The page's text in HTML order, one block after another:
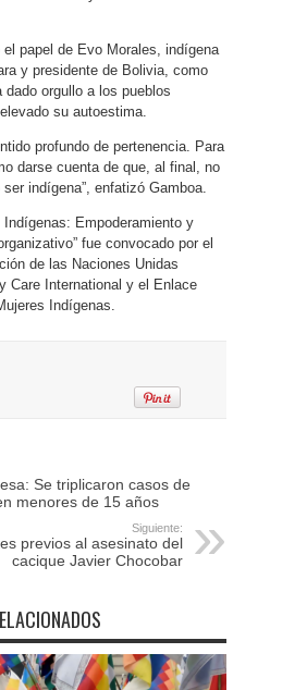
el papel de Evo Morales, indígena
y presidente de Bolivia, como
dado orgullo a los pueblos
su autoestima.
profundo de pertenencia. Para
darse cuenta de que, al final, no
indígena”, enfatizó Gamboa.
Indígenas: Empoderamiento y
fue convocado por el
de las Naciones Unidas
Care International y el Enlace
Indígenas.
Se triplicaron casos de
menores de 15 años
Siguiente:
previos al asesinato del
cacique Javier Chocobar